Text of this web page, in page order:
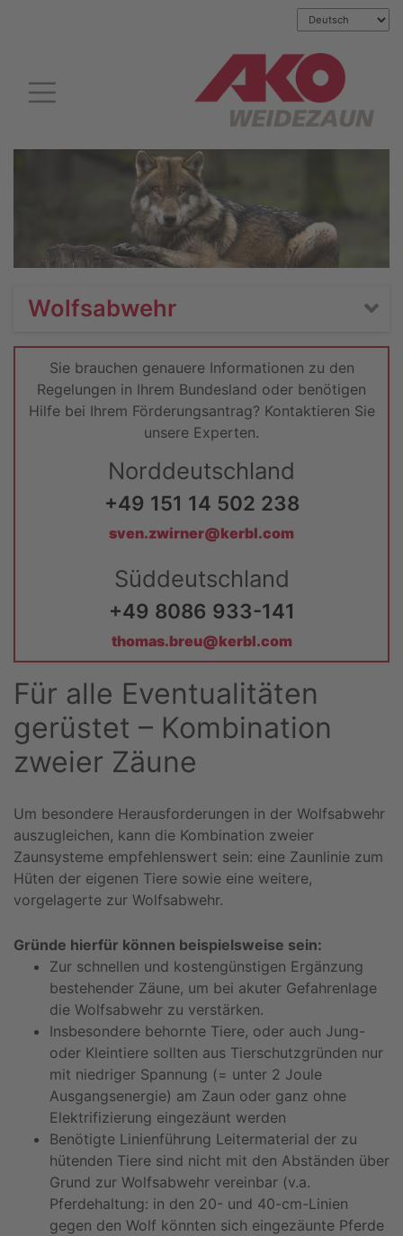
Wolfsabwehr
Sie brauchen genauere Informationen zu den
Regelungen in Ihrem Bundesland oder benötigen
Hilfe bei Ihrem Förderungsantrag? Kontaktieren Sie
unsere Experten.
Norddeutschland
+49 151 14 502 238
sven.zwirner@kerbl.com
Süddeutschland
+49 8086 933-141
thomas.breu@kerbl.com
Für alle Eventualitäten
gerüstet – Kombination
zweier Zäune
Um besondere Herausforderungen in der Wolfsabwehr
auszugleichen, kann die Kombination zweier
Zaunsysteme empfehlenswert sein: eine Zaunlinie zum
Hüten der eigenen Tiere sowie eine weitere,
vorgelagerte zur Wolfsabwehr.
Gründe hierfür können beispielsweise sein:
Zur schnellen und kostengünstigen Ergänzung
bestehender Zäune, um bei akuter Gefahrenlage
die Wolfsabwehr zu verstärken.
Insbesondere behornte Tiere, oder auch Jung-
oder Kleintiere sollten aus Tierschutzgründen nur
mit niedriger Spannung (= unter 2 Joule
Ausgangsenergie) am Zaun oder ganz ohne
Elektrifizierung eingezäunt werden
Benötigte Linienführung Leitermaterial der zu
hütenden Tiere sind nicht mit den Abständen über
Grund zur Wolfsabwehr vereinbar (v.a.
Pferdehaltung: in den 20- und 40-cm-Linien
gegen den Wolf könnten sich eingezäunte Pferde